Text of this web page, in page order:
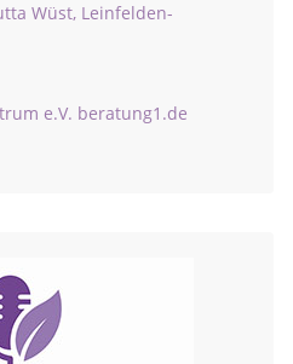
Wüst, Leinfelden-
e.V. beratung1.de